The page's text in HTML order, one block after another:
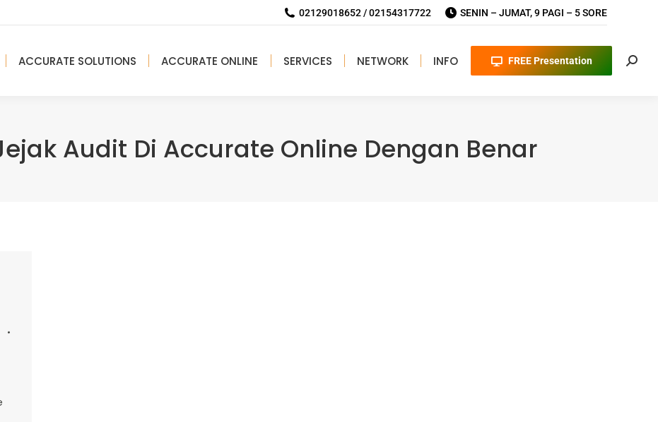
02129018652 / 02154317722 SENIN – JUMAT, 9 PAGI – 5 SORE
ACCURATE SOLUTIONS ACCURATE ONLINE SERVICES NETWORK INFO FREE Presentation
Audit Di Accurate Online Dengan Benar